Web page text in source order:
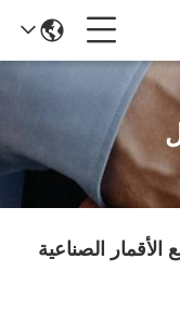
الصناعية